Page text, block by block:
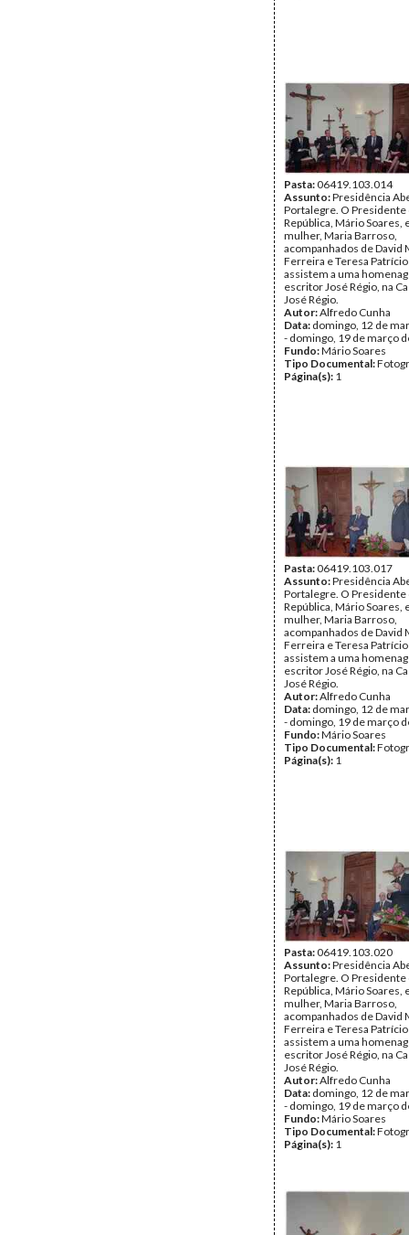
Pasta:06419.103.014
Assunto:Presidência
Portalegre. O Presidente
República, Mário Soares,
mulher, Maria Barroso,
acompanhados de David
Ferreira e Teresa
assistem a uma
escritor José Régio, na
José Régio.
Autor:Alfredo Cunha
Data: domingo, 12 de
- domingo, 19 de março
Fundo:Mário Soares
Tipo Documental:
Página(s): 1
Pasta:06419.103.017
Assunto:Presidência
Portalegre. O Presidente
República, Mário Soares,
mulher, Maria Barroso,
acompanhados de David
Ferreira e Teresa
assistem a uma
escritor José Régio, na
José Régio.
Autor:Alfredo Cunha
Data: domingo, 12 de
- domingo, 19 de março
Fundo:Mário Soares
Tipo Documental:
Página(s): 1
Pasta:06419.103.020
Assunto:Presidência
Portalegre. O Presidente
República, Mário Soares,
mulher, Maria Barroso,
acompanhados de David
Ferreira e Teresa
assistem a uma
escritor José Régio, na
José Régio.
Autor:Alfredo Cunha
Data: domingo, 12 de
- domingo, 19 de março
Fundo:Mário Soares
Tipo Documental:
Página(s): 1